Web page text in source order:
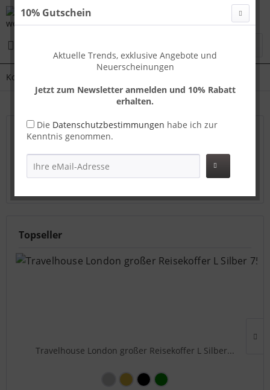
Koffer XL
Travelhouse großer Reisekoffer – XXL Platz &
Komfort
Robuste Hartschale & 4 Rollen für lange Reisen
mehr
Topseller
Travelhouse London großer Reisekoffer L Silber...
10% Gutschein
Aktuelle Trends, exklusive Angebote und
Neuerscheinungen
Jetzt zum Newsletter anmelden und 10% Rabatt
erhalten.
Die Datenschutzbestimmungen habe ich zur
Kenntnis genommen.